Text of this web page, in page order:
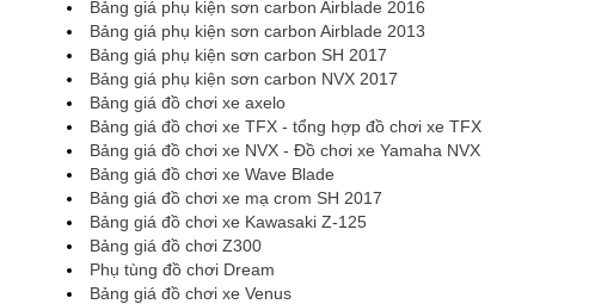
Bảng giá phụ kiện sơn carbon Airblade 2016
Bảng giá phụ kiện sơn carbon Airblade 2013
Bảng giá phụ kiện sơn carbon SH 2017
Bảng giá phụ kiện sơn carbon NVX 2017
Bảng giá đồ chơi xe axelo
Bảng giá đồ chơi xe TFX - tổng hợp đồ chơi xe TFX
Bảng giá đồ chơi xe NVX - Đồ chơi xe Yamaha NVX
Bảng giá đồ chơi xe Wave Blade
Bảng giá đồ chơi xe mạ crom SH 2017
Bảng giá đồ chơi xe Kawasaki Z-125
Bảng giá đồ chơi Z300
Phụ tùng đồ chơi Dream
Bảng giá đồ chơi xe Venus